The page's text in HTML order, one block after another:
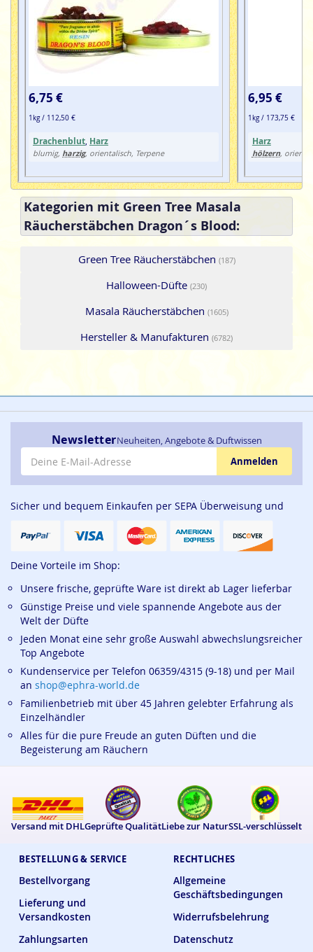
6,75 €
1kg / 112,50 €
Drachenblut Harz
blumig, harzig, orientalisch, Terpene
6,95 €
1kg / 173,75 €
Harz
hölzern,
Kategorien mit Green Tree Masala
Räucherstäbchen Dragon´s Blood:
Green Tree Räucherstäbchen (187)
Halloween-Düfte (230)
Masala Räucherstäbchen (1605)
Hersteller & Manufakturen (6782)
BESTELLUNG & SERVICE
Bestellvorgang
Lieferung und
Versandkosten
Zahlungsarten
RECHTLICHES
Allgemeine
Geschäftsbedingungen
Widerrufsbelehrung
Datenschutz
NewsletterNeuheiten, Angebote & Duftwissen
E-Mail-Adresse
Anmelden
Sicher und bequem Einkaufen per SEPA Überweisung und
Deine Vorteile im Shop:
Unsere frische, geprüfte Ware ist direkt ab Lager lieferbar
Günstige Preise und viele spannende Angebote aus der
Welt der Düfte
Jeden Monat eine sehr große Auswahl abwechslungsreicher
Top Angebote
Kundenservice per Telefon 06359/4315 (9-18) und per Mail
an shop@ephra-world.de
Familienbetrieb mit über 45 Jahren gelebter Erfahrung als
Einzelhändler
Alles für die pure Freude an guten Düften und die
Begeisterung am Räuchern
Versand mit DHLGeprüfte QualitätLiebe zur NaturSSL-verschlüsselt